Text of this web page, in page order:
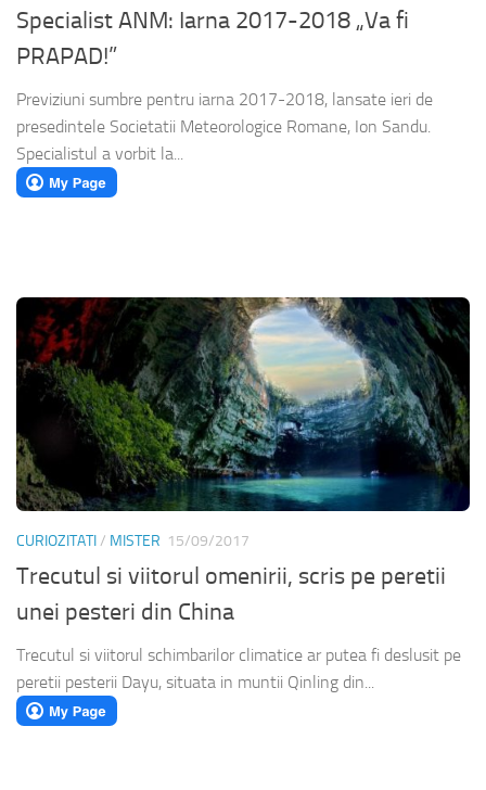
Specialist ANM: Iarna 2017-2018 „Va fi
PRAPAD!”
Previziuni sumbre pentru iarna 2017-2018, lansate ieri de
presedintele Societatii Meteorologice Romane, Ion Sandu.
Specialistul a vorbit la...
CURIOZITATI/ MISTER 15/09/2017
Trecutul si viitorul omenirii, scris pe peretii
unei pesteri din China
Trecutul si viitorul schimbarilor climatice ar putea fi deslusit pe
peretii pesterii Dayu, situata in muntii Qinling din...